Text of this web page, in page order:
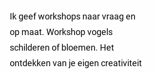
Ik geef workshops naar vraag en
op maat. Workshop vogels
schilderen of bloemen. Het
ontdekken van je eigen creativiteit